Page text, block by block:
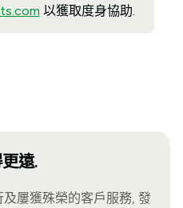
以獲取度身協助.
遠.
屢獲殊榮的客戶服務, 發